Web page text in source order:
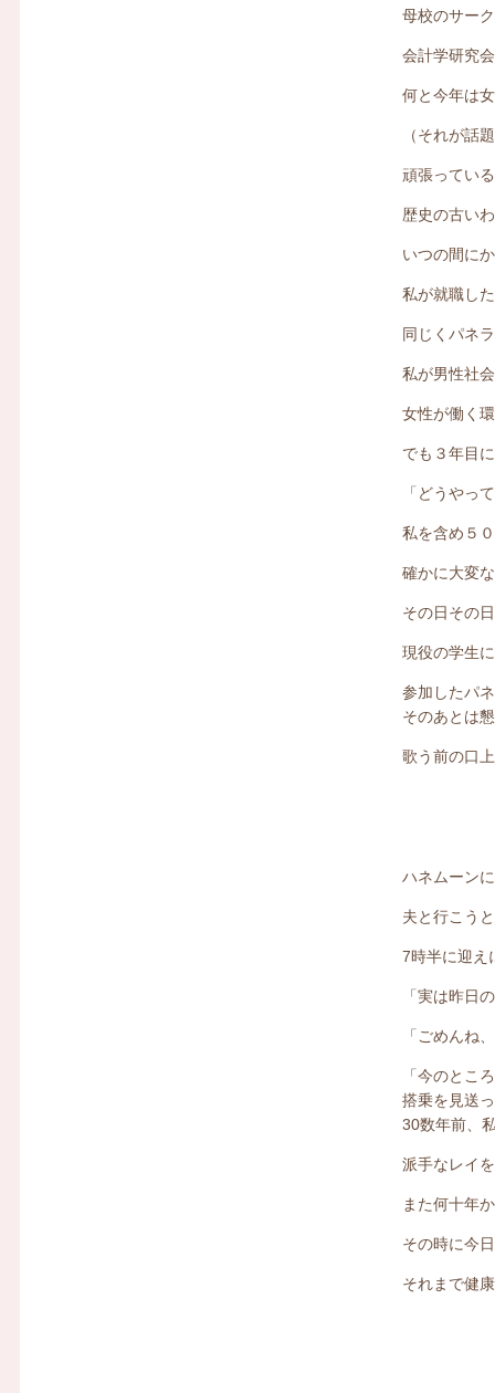
母校のサー
会計学研究
何と今年は
（それが話
頑張ってい
歴史の古い
いつの間に
私が就職し
同じくパネ
私が男性社
女性が働く
でも３年目
「どうやっ
私を含め５
確かに大変
その日その
現役の学生
参加したパ
そのあとは
歌う前の口
ハネムーン
夫と行こう
7時半に迎え
「実は昨日
「ごめんね
「今のとこ
搭乗を見送
30数年前、
派手なレイ
また何十年
その時に今
それまで健